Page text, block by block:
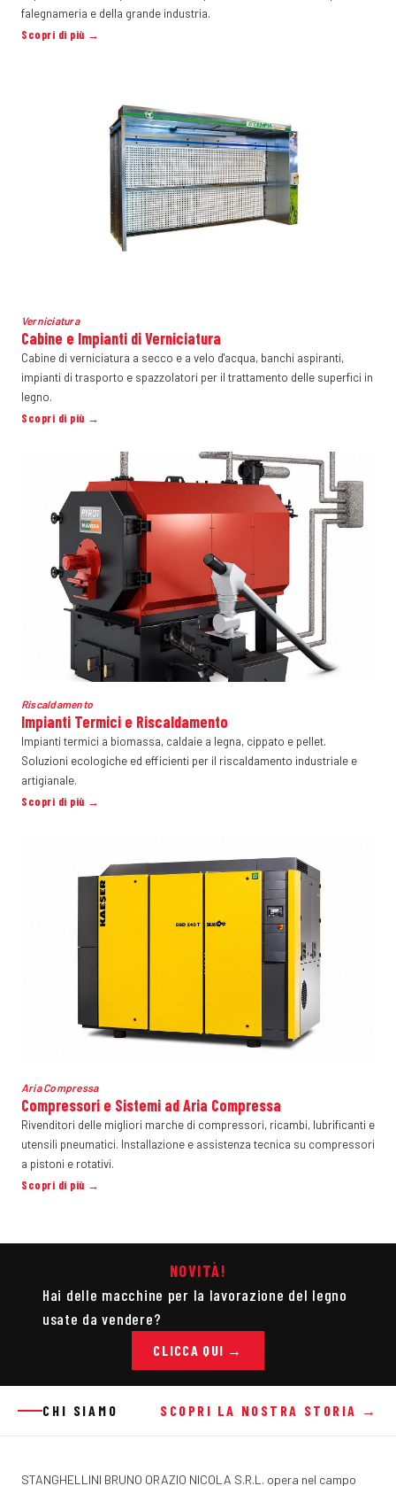
falegnameria e della grande industria.
Scopri di più →
Verniciatura
Cabine e Impianti di Verniciatura
Cabine di verniciatura a secco e a velo d'acqua, banchi aspiranti,
impianti di trasporto e spazzolatori per il trattamento delle superfici in
legno.
Scopri di più →
Riscaldamento
Impianti Termici e Riscaldamento
Impianti termici a biomassa, caldaie a legna, cippato e pellet.
Soluzioni ecologiche ed efficienti per il riscaldamento industriale e
artigianale.
Scopri di più →
Aria Compressa
Compressori e Sistemi ad Aria Compressa
Rivenditori delle migliori marche di compressori, ricambi, lubrificanti e
utensili pneumatici. Installazione e assistenza tecnica su compressori
a pistoni e rotativi.
Scopri di più →
NOVITÀ!
Hai delle macchine per la lavorazione del legno
usate da vendere?
CLICCA QUI →
CHI SIAMO SCOPRI LA NOSTRA STORIA →
STANGHELLINI BRUNO ORAZIO NICOLA S.R.L. opera nel campo